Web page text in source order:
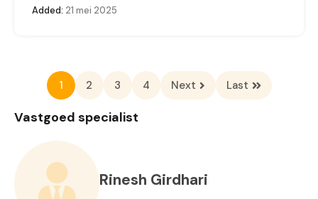
Added: 21 mei 2025
1 2 3 4 Next Last
Vastgoed specialist
Rinesh Girdhari